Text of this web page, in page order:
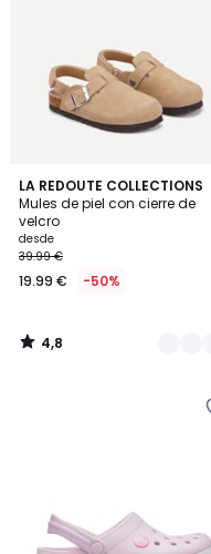
LA REDOUTE COLLECTIONS
Mules de piel con cierre de
velcro
desde
39.99 €
19.99 € -50%
4,8
/ 5
2
Colores
4,8
/